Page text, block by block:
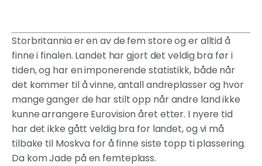
Storbritannia er en av de fem store og er alltid å
finne i finalen. Landet har gjort det veldig bra før i
tiden, og har en imponerende statistikk, både når
det kommer til å vinne, antall andreplasser og hvor
mange ganger de har stilt opp når andre land ikke
kunne arrangere Eurovision året etter. I nyere tid
har det ikke gått veldig bra for landet, og vi må
tilbake til Moskva for å finne siste topp ti plassering.
Da kom Jade på en femteplass.